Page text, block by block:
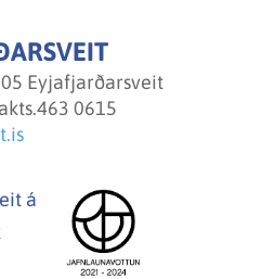
Eyjafjarðarsveit
0615
á